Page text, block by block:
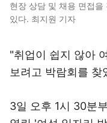
현장 상담 및 채용 면접을
있다. 최지원 기자
"취업이 쉽지 않아
보려고 박람회를 찾
3일 오후 1시 30분